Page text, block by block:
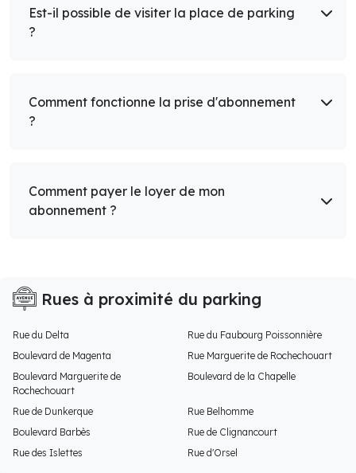
Est-il possible de visiter la place de parking
?
Comment fonctionne la prise d'abonnement
?
Comment payer le loyer de mon
abonnement ?
Rues à proximité du parking
Rue du Delta
Rue du Faubourg Poissonnière
Boulevard de Magenta
Rue Marguerite de Rochechouart
Boulevard Marguerite de
Rochechouart
Boulevard de la Chapelle
Rue de Dunkerque
Rue Belhomme
Boulevard Barbès
Rue de Clignancourt
Rue des Islettes
Rue d'Orsel